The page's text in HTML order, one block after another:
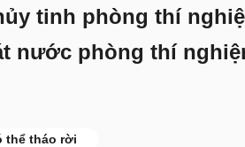
tinh phòng thí
nước phòng thí
thể tháo rời